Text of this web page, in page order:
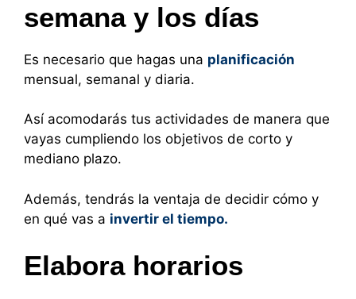
semana y los días
Es necesario que hagas una planificación
mensual, semanal y diaria.
Así acomodarás tus actividades de manera que
vayas cumpliendo los objetivos de corto y
mediano plazo.
Además, tendrás la ventaja de decidir cómo y
en qué vas a invertir el tiempo.
Elabora horarios